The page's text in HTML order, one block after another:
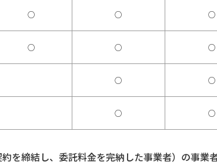
○ ○ ○
○ ○ ○
○ ○
○ ○
を締結し、委託料金を完納した事業者）の事業